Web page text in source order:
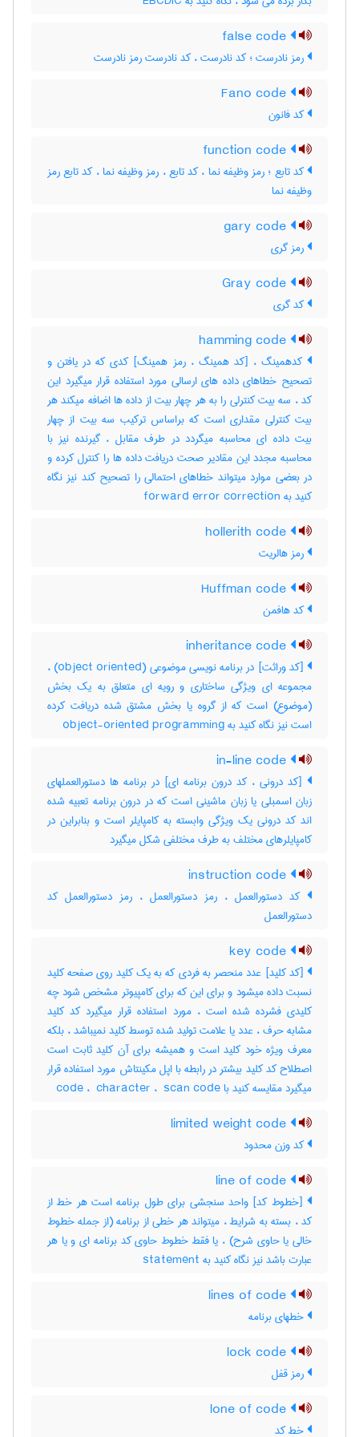
رمز نادرست ؛ کد نادرست ، کد نادرست رمز نادرست
کد فانون
کد تابع ؛ رمز وظیفه نما ، کد تابع ، رمز وظیفه نما ، کد تابع رمز
وظیفه نما
رمز گری
کد گری
کدهمینگ ، [کد همینگ ، رمز همینگ] کدی که در یافتن و
تصحیح خطاهای داده های ارسالی مورد استفاده قرار میگیرد این
کد ، سه بیت کنترلی را به هر چهار بیت از داده ها اضافه میکند هر
بیت کنترلی مقداری است که براساس ترکیب سه بیت از چهار
بیت داده ای محاسبه میگردد در طرف مقابل ، گیرنده نیز با
محاسبه مجدد این مقادیر صحت دریافت داده ها را کنترل کرده و
در بعضی موارد میتواند خطاهای احتمالی را تصحیح کند نیز نگاه
کنید به ‎ forward error correction
رمز هالریت
کد هافمن
[کد وراثت] در برنامه نویسی موضوعی (‎object oriented) ،
مجموعه ای ویژگی ساختاری و رویه ای متعلق به یک بخش
(موضوع) است که از گروه یا بخش مشتق شده دریافت کرده
است نیز نگاه کنید به ‎ object-oriented programming
[کد درونی ، کد درون برنامه ای] در برنامه ها دستورالعملهای
زبان اسمبلی یا زبان ماشینی است که در درون برنامه تعبیه شده
اند کد درونی یک ویژگی وابسته به کامپایلر است و بنابراین در
کامپایلرهای مختلف به طرف مختلفی شکل میگیرد
کد دستورالعمل ، رمز دستورالعمل ، رمز دستورالعمل کد
دستورالعمل
[کد کلید] عدد منحصر به فردی که به یک کلید روی صفحه کلید
نسبت داده میشود و برای این که برای کامپیوتر مشخص شود چه
کلیدی فشرده شده است ، مورد استفاده قرار میگیرد کد کلید
مشابه حرف ، عدد یا علامت تولید شده توسط کلید نمیباشد ، بلکه
معرف ویژه خود کلید است و همیشه برای آن کلید ثابت است
اصطلاح کد کلید بیشتر در رابطه با اپل مکینتاش مورد استفاده قرار
میگیرد مقایسه کنید با ‎ code ، ‎ character ، ‎ scan code
کد وزن محدود
[خطوط کد] واحد سنجشی برای طول برنامه است هر خط از
کد ، بسته به شرایط ، میتواند هر خطی از برنامه (از جمله خطوط
خالی یا حاوی شرح) ، یا فقط خطوط حاوی کد برنامه ای و یا هر
عبارت باشد نیز نگاه کنید به ‎ statement
خطهای برنامه
رمز قفل
خط کد